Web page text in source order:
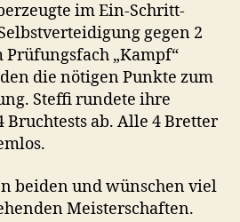
im Ein-Schritt-
gegen 2
„Kampf“
die nötigen Punkte zum
Steffi rundete ihre
ab. Alle 4 Bretter
beiden und wünschen viel
Meisterschaften.